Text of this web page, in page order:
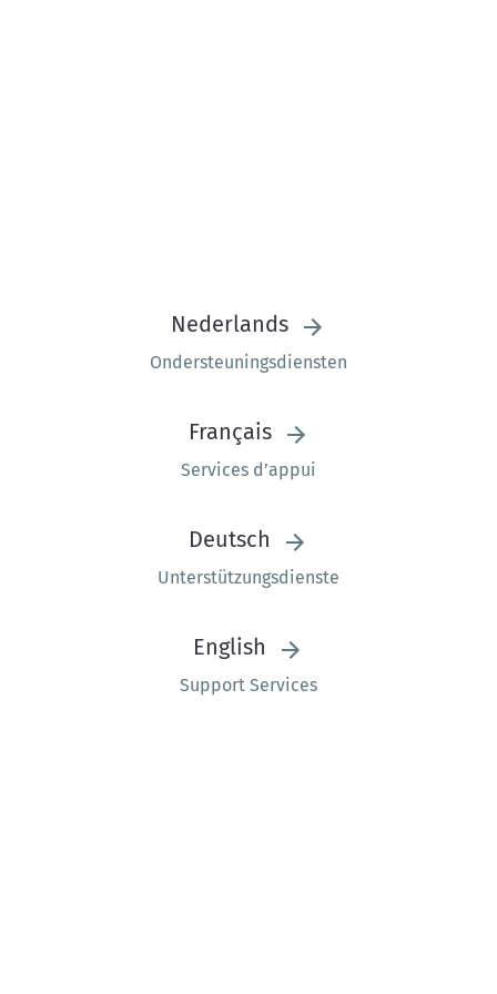
Nederlands
Ondersteuningsdiensten
Français
Services d’appui
Deutsch
Unterstützungsdienste
English
Support Services